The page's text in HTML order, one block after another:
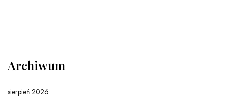
Archiwum
sierpień 2026